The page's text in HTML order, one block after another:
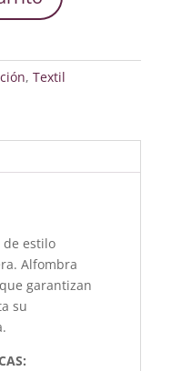
, Textil
de estilo
Alfombra
garantizan
su